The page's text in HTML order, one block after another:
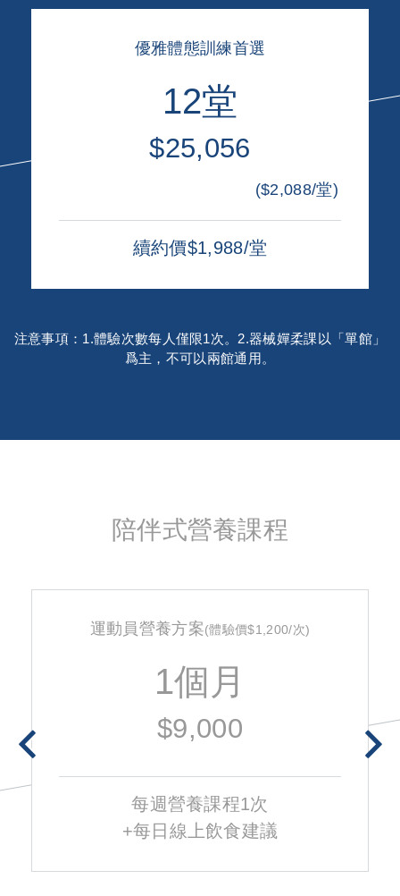
優雅體態訓練首選
12堂
$25,056
($2,088/堂)
續約價$1,988/堂
注意事項：1.體驗次數每人僅限1次。2.器械嬋柔課以「單館」
爲主，不可以兩館通用。
陪伴式營養課程
運動員營養方案(體驗價$1,200/次)
1個月
$9,000
每週營養課程1次
+每日線上飲食建議